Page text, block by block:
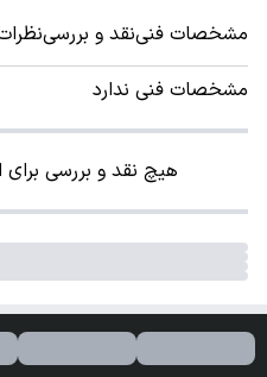
مشخصات فنینقد و بررسی
مشخصات فنی ندارد
هیچ نقد و بررسی